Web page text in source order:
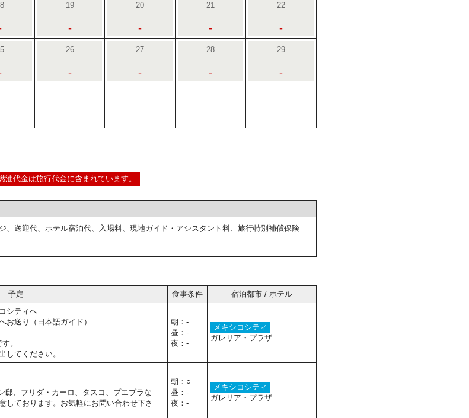
19
-
20
-
21
-
22
-
26
-
27
-
28
-
29
-
代金は旅行代金に含まれています。
、送迎代、ホテル宿泊代、入場料、現地ガイド・アシスタント料、旅行特別補償保険
予定 食事条件
宿泊都市 / ホテル
シティへ
お送り（日本語ガイド）
。
してください。
朝：-
昼：-
夜：-
メキシコシティ
ガレリア・プラザ
、フリダ・カーロ、タスコ、プエブラな
しております。お気軽にお問い合わせ下さ
朝：○
昼：-
夜：-
メキシコシティ
ガレリア・プラザ